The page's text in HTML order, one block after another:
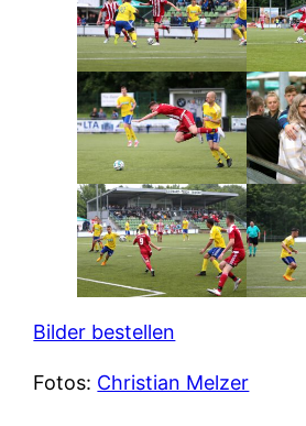
Bilder bestellen
Fotos: Christian Melzer